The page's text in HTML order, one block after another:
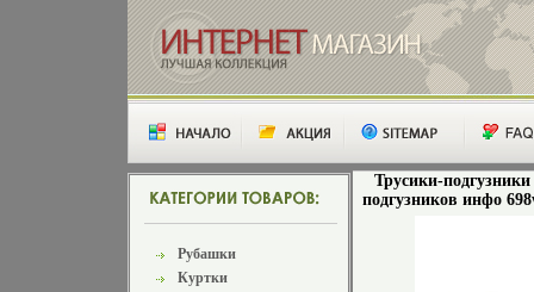
Рубашки
Куртки
Трусики-
подгузников инфо